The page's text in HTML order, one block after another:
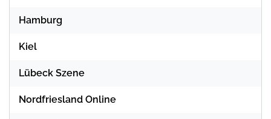
Hamburg
Kiel
Lübeck Szene
Nordfriesland Online